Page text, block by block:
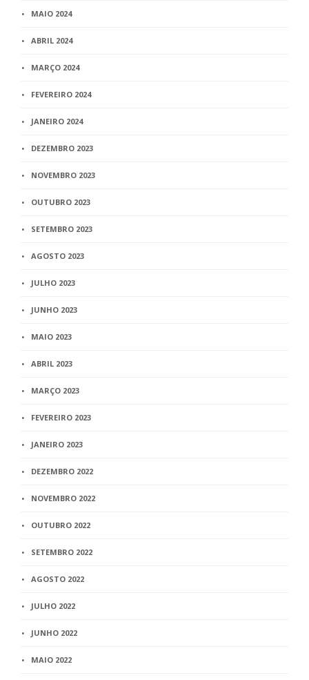
MAIO 2024
ABRIL 2024
MARÇO 2024
FEVEREIRO 2024
JANEIRO 2024
DEZEMBRO 2023
NOVEMBRO 2023
OUTUBRO 2023
SETEMBRO 2023
AGOSTO 2023
JULHO 2023
JUNHO 2023
MAIO 2023
ABRIL 2023
MARÇO 2023
FEVEREIRO 2023
JANEIRO 2023
DEZEMBRO 2022
NOVEMBRO 2022
OUTUBRO 2022
SETEMBRO 2022
AGOSTO 2022
JULHO 2022
JUNHO 2022
MAIO 2022